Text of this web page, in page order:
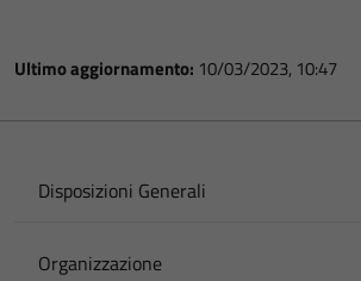
Ultimo aggiornamento: 10/03/2023, 10:47
Disposizioni Generali
Organizzazione